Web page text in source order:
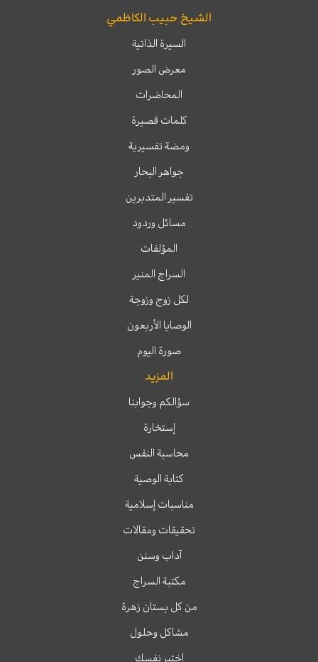
الشيخ حبيب الكاظمي
السيرة الذاتية
معرض الصور
المحاضرات
كلمات قصيرة
ومضة تفسيرية
جواهر البحار
تفسير المتدبرين
مسائل وردود
المؤلفات
السراج المنير
لكل زوج وزوجة
الوصايا الأربعون
صورة اليوم
المزيد
سؤالكم وجوابنا
إستخارة
محاسبة النفس
كتابة الوصية
مناسبات إسلامية
تحقيقات ومقالات
آداب وسنن
مكتبة السراج
من كل بستان زهرة
مشاكل وحلول
اختبر نفسك